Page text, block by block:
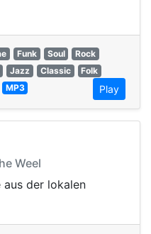
Funk Soul
Rock
Jazz Classic
Folk
MP3 Play
Weel
aus der lokalen